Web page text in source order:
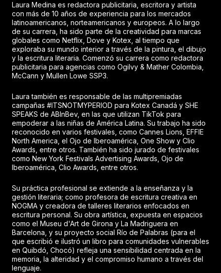
Laura Medina es redactora publicitaria, escritora y artista
con más de 10 años de experiencia para los mercados
latinoamericanos, norteamericanos y europeos. A lo largo
de su carrera, ha sido parte de la creatividad para marcas
globales como Netflix, Dove y Kotex, al tiempo que
exploraba su mundo interior a través de la pintura, el dibujo
y la escritura literaria. Comenzó su carrera como redactora
publicitaria para agencias como Ogilvy & Mather Colombia,
McCann y Mullen Lowe SSP3.
Laura también es responsable de las multipremiadas
campañas #ITSNOTMYPERIOD para Kotex Canadá y SHE
SPEAKS de ABInBev, en las que utilizan TikTok para
empoderar a las niñas de América Latina. Su trabajo ha sido
reconocido en varios festivales, como Cannes Lions, EFFIE
North America, el Ojo de Iberoamérica, One Show y Clio
Awards, entre otros. También ha sido jurado de festivales
como New York Festivals Advertising Awards, Ojo de
Iberoamérica, Clio Awards, entre otros.
Su práctica profesional se extiende a la enseñanza y la
gestión literaria; como profesora de escritura creativa en
NOGMA y creadora de talleres literarios enfocados en
escritura personal. Su obra artística, expuesta en espacios
como el Museu d'Art de Girona y La Madriguera en
Barcelona, y su proyecto social Río de Palabras (para el
que escribió e ilustró un libro para comunidades vulnerables
en Quibdó, Chocó) refleja una sensibilidad centrada en la
memoria, la alteridad y el compromiso humano a través del
lenguaje.